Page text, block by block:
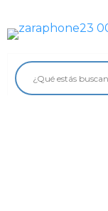
contenidoMóviles
Impolutos